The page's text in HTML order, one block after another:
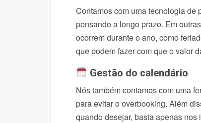
Contamos com uma tecnologia de
pensando a longo prazo. Em
ocorrem durante o ano, como
que podem fazer com que o valor
Gestão do calendário
Nós também contamos com uma
para evitar o overbooking. Além
quando desejar, basta apenas